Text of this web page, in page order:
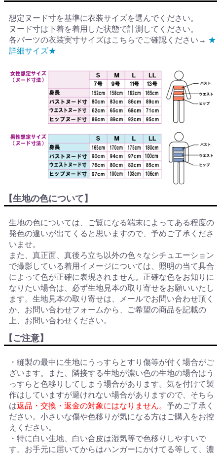
想定ヌード寸を基準に衣装サイズを選んでください。
ヌード寸は下着を着用した状態で計測してください。
各パーツの衣装実寸サイズはこちらでご確認ください→ ★
詳細サイズ★
【生地の色について】
生地の色については、ご覧になる端末によってある程度の
発色の違いが出てくると思いますので、予めご了承くださ
いませ。
また、真正面、真後ろ立ち以外の色々なシチュエーション
で撮影している着用イメージについては、照明の当て具合
によって色が正確に表現されません。正確な色をお知りに
なりたい場合は、必ず生地見本の取り寄せをお願いいたし
ます。生地見本の取り寄せは、メールでお問い合わせ頂く
か、お問い合わせフォームから、ご希望の商品を記載の
上、お問い合わせください。
【ご注意】
・縫製の最中に生地にうっすらとすり傷等が付く場合がご
ざいます。また、隣接する生地が濃い色の生地の場合はう
っすらと色移りしてしまう場合があります。気を付けて製
作はしていますが避けれない場合がありますので、そちら
は返品・交換・返金の対象にはなりません。 予めご了承く
ださい。小さいな傷や色移りが気になる方はご購入をお控
えください。
・特に白い生地、白い合皮は湿気等で色移りしやすいで
す。お手元に届いてからはハンガーにかけてる等して、濃